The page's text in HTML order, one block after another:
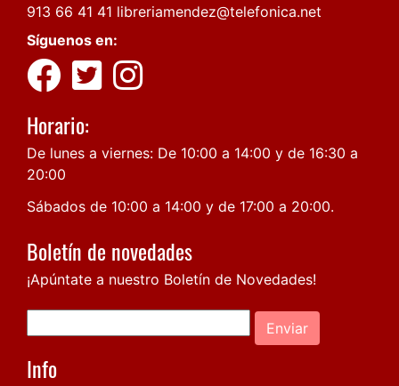
913 66 41 41 libreriamendez@telefonica.net
Síguenos en:
Horario:
De lunes a viernes: De 10:00 a 14:00 y de 16:30 a
20:00
Sábados de 10:00 a 14:00 y de 17:00 a 20:00.
Boletín de novedades
¡Apúntate a nuestro Boletín de Novedades!
Enviar
Info